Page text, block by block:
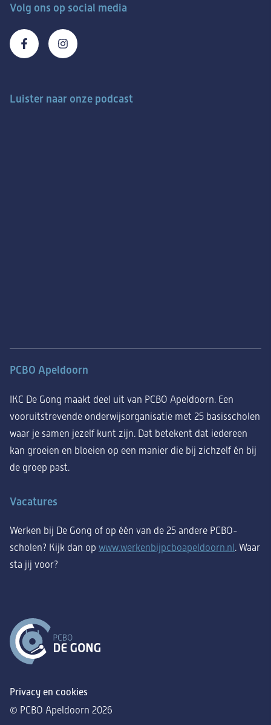
Volg ons op social media
Luister naar onze podcast
PCBO Apeldoorn
IKC De Gong maakt deel uit van PCBO Apeldoorn. Een
vooruitstrevende onderwijsorganisatie met 25 basisscholen
waar je samen jezelf kunt zijn. Dat betekent dat iedereen
kan groeien en bloeien op een manier die bij zichzelf én bij
de groep past.
Vacatures
Werken bij De Gong of op één van de 25 andere PCBO-
scholen? Kijk dan op www.werkenbijpcboapeldoorn.nl . Waar
sta jij voor?
Privacy en cookies
© PCBO Apeldoorn 2026